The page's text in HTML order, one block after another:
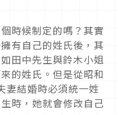
時候制定的嗎？其實
有自己的姓氏後，其
田中先生與鈴木小姐
的姓氏。但是從昭和
妻結婚時必須統一姓
時，她就會修改自己